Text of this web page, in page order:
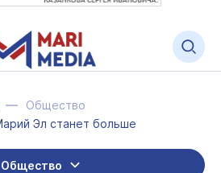
Общество
Эл станет больше
Общество